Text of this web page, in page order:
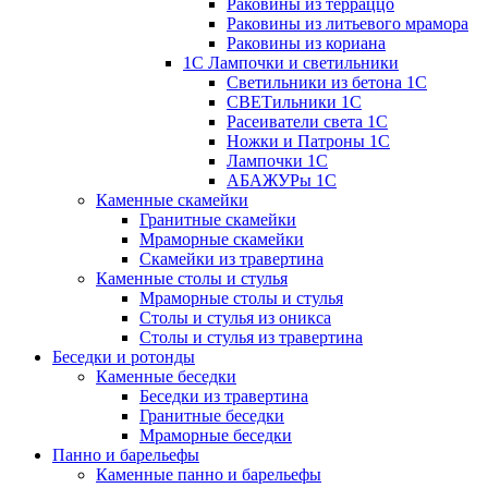
Раковины из терраццо
Раковины из литьевого мрамора
Раковины из кориана
1С Лампочки и светильники
Светильники из бетона 1С
СВЕТильники 1С
Расеиватели света 1С
Ножки и Патроны 1С
Лампочки 1С
АБАЖУРы 1С
Каменные скамейки
Гранитные скамейки
Мраморные скамейки
Скамейки из травертина
Каменные столы и стулья
Мраморные столы и стулья
Столы и стулья из оникса
Столы и стулья из травертина
Беседки и ротонды
Каменные беседки
Беседки из травертина
Гранитные беседки
Мраморные беседки
Панно и барельефы
Каменные панно и барельефы